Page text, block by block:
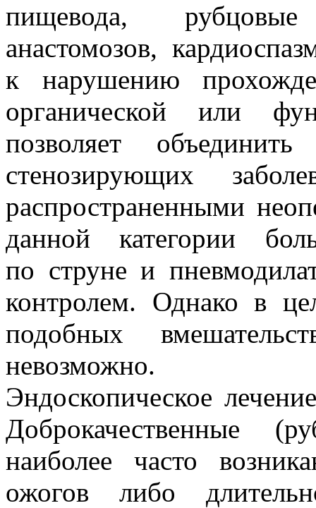
пищевода,
анастомозов,
к нарушению
органической или
позволяет
стенозирующих
распространенными
данной категории
по струне и
контролем. Однако в
подобных
невозможно.
Эндоскопическое
Доброкачественные
наиболее часто
ожогов либо